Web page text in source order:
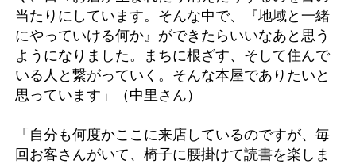
当たりにしています。そんな中で、『地域と一緒
にやっていける何か』ができたらいいなあと思う
ようになりました。まちに根ざす、そして住んで
いる人と繋がっていく。そんな本屋でありたいと
思っています」（中里さん）
「自分も何度かここに来店しているのですが、毎
回お客さんがいて、椅子に腰掛けて読書を楽しま